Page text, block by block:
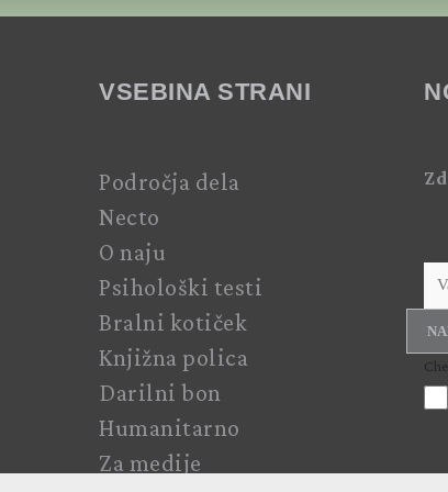
VSEBINA STRANI
Področja dela
Necto
O naju
Psihološki testi
Bralni kotiček
Knjižna polica
Darilni bon
Humanitarno
Za medije